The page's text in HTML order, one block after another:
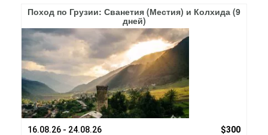
Поход по Грузии: Сванетия (Местия) и Колхида (9
дней)
16.08.26 - 24.08.26
$300